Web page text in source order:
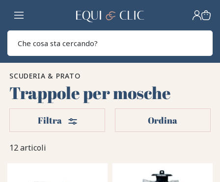
Casa
SCUDERIA & PRATO
Trappole per mosche
12 articoli
Filtra Filtri Ordina